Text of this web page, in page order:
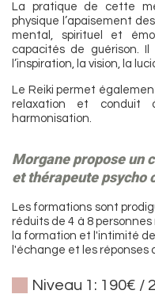
La pratique de cette
physique l’apaisement
mental, spirituel et
capacités de guérison. Il
l’inspiration, la vision, la
Le Reiki permet
relaxation et
harmonisation.
Morgane propose un
et thérapeute psycho
Les formations sont
réduits de 4 à 8
la formation et l'intimité
l'échange et les réponses
Niveau 1: 190€ /